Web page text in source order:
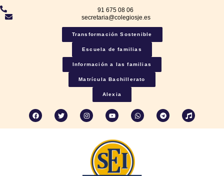
91 675 08 06
secretaria@colegiosje.es
Transformación Sostenible
Escuela de familias
Información a las familias
Matrícula Bachillerato
Alexia